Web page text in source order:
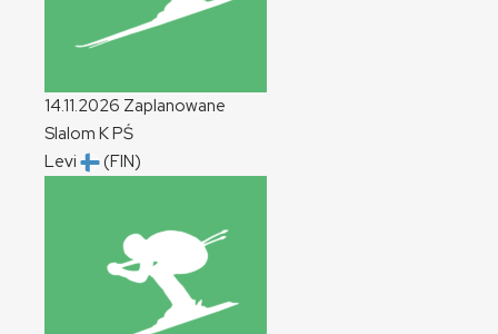
14.11.2026 Zaplanowane
Slalom KPŚ
Levi
(FIN)